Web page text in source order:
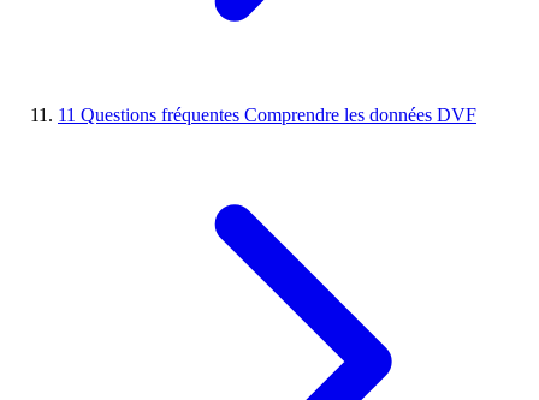
11 Questions fréquentes Comprendre les données DVF